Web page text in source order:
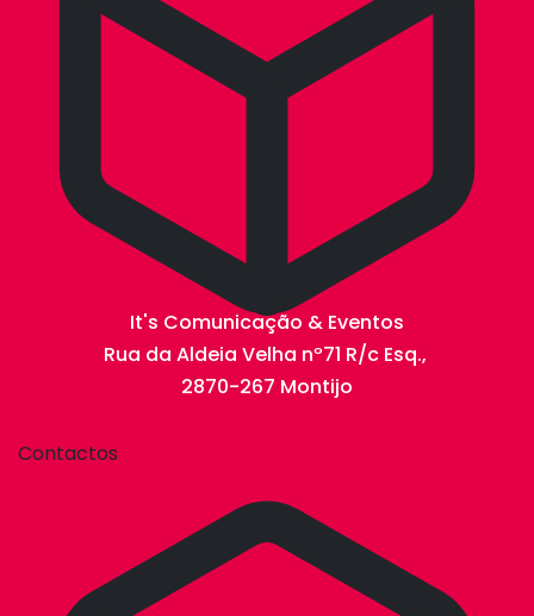
It's Comunicação & Eventos
Rua da Aldeia Velha nº71 R/c Esq.,
2870-267 Montijo
Contactos